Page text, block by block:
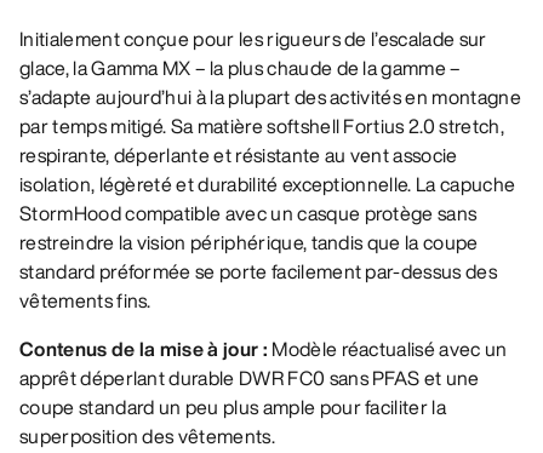
Initialement conçue pour les rigueurs de l’escalade sur
glace, la Gamma MX – la plus chaude de la gamme –
s’adapte aujourd’hui à la plupart des activités en montagne
par temps mitigé. Sa matière softshell Fortius 2.0 stretch,
respirante, déperlante et résistante au vent associe
isolation, légèreté et durabilité exceptionnelle. La capuche
StormHood compatible avec un casque protège sans
restreindre la vision périphérique, tandis que la coupe
standard préformée se porte facilement par-dessus des
vêtements fins.
Contenus de la mise à jour : Modèle réactualisé avec un
apprêt déperlant durable DWR FC0 sans PFAS et une
coupe standard un peu plus ample pour faciliter la
superposition des vêtements.